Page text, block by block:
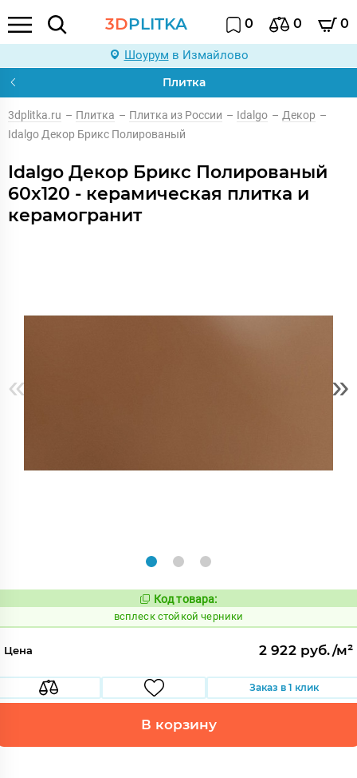
3DPLITKA 0 0 0
Шоурум в Измайлово
Плитка
3dplitka.ru – Плитка – Плитка из России – Idalgo – Декор –
Idalgo Декор Брикс Полированый
Idalgo Декор Брикс Полированый
60x120 - керамическая плитка и
керамогранит
« »
Код:
246744
Код товара:
всплеск стойкой черники
Цена 2 922 руб./м²
Заказ в 1 клик
В корзину